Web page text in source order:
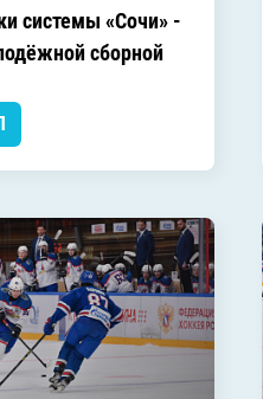
системы «Сочи» -
сборной